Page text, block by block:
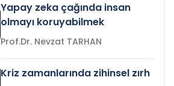
Yapay zeka çağında insan
olmayı koruyabilmek
Prof.Dr. Nevzat TARHAN
Kriz zamanlarında zihinsel zırh